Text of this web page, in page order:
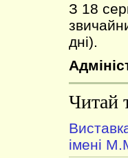
З 18
дні).
Читай
імені